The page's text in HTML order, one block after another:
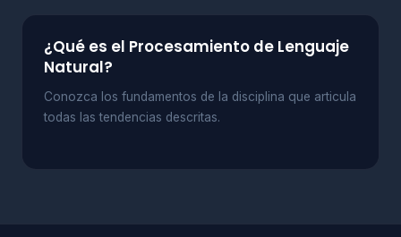
¿Qué es el Procesamiento de Lenguaje
Natural?
Conozca los fundamentos de la disciplina que articula
todas las tendencias descritas.